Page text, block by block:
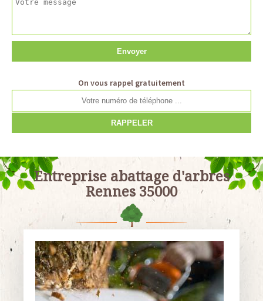
On vous rappel gratuitement
Entreprise abattage d'arbres
Rennes 35000